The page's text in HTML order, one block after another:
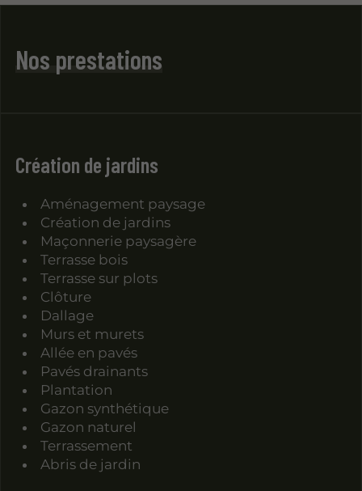
Nos prestations
Création de jardins
Aménagement paysage
Création de jardins
Maçonnerie paysagère
Terrasse bois
Terrasse sur plots
Clôture
Dallage
Murs et murets
Allée en pavés
Pavés drainants
Plantation
Gazon synthétique
Gazon naturel
Terrassement
Abris de jardin